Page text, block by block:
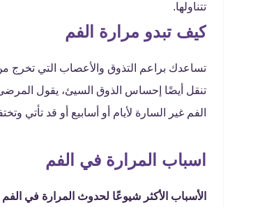
تتناولها.
كيف تبدو مرارة الفم
تساعدك براعم التذوق والأعصاب التي تخرج
تنقل أيضًا إحساس الذوق السيئ، يقول
الفم غير السارة لأيام أو أسابيع أو قد تأتي
اسباب المرارة في الفم
الأسباب الأكثر شيوعًا لحدوث المرارة في